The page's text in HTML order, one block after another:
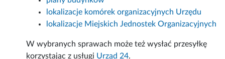
lokalizacje komórek organizacyjnych Urzędu
lokalizacje Miejskich Jednostek Organizacyjnych
W wybranych sprawach może też wysłać przesyłkę
korzystając z usługi Urząd 24.